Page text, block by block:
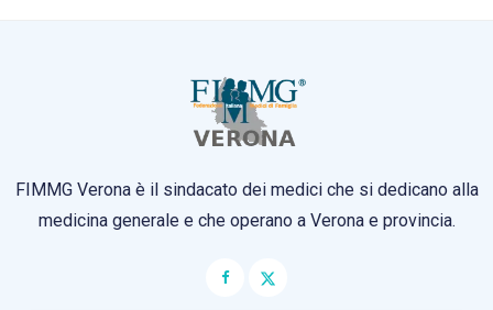
FIMMG Verona è il sindacato dei medici che si dedicano alla
medicina generale e che operano a Verona e provincia.